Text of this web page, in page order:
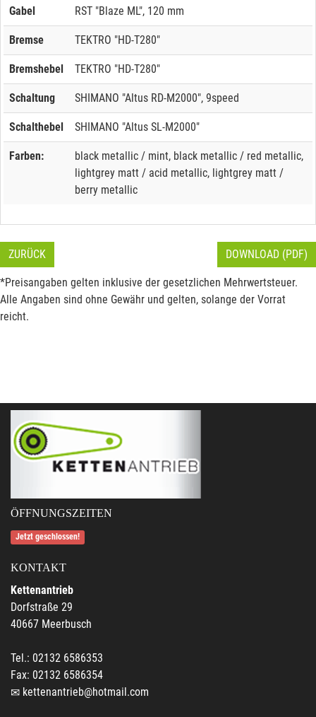
Gabel RST "Blaze ML", 120 mm
Bremse TEKTRO "HD-T280"
Bremshebel TEKTRO "HD-T280"
Schaltung SHIMANO "Altus RD-M2000", 9speed
Schalthebel SHIMANO "Altus SL-M2000"
Farben:
black metallic / mint, black metallic / red metallic,
lightgrey matt / acid metallic, lightgrey matt /
berry metallic
ZURÜCK DOWNLOAD (PDF)
*Preisangaben gelten inklusive der gesetzlichen Mehrwertsteuer.
Alle Angaben sind ohne Gewähr und gelten, solange der Vorrat
reicht.
ÖFFNUNGSZEITEN
Jetzt geschlossen!
KONTAKT
Kettenantrieb
Dorfstraße 29
40667 Meerbusch
Tel.: 02132 6586353
Fax: 02132 6586354
kettenantrieb@hotmail.com